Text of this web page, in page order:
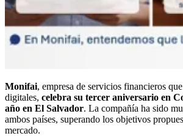
Monifai, empresa de servicios financieros
digitales, celebra su tercer aniversario en
año en El Salvador. La compañía ha sido
ambos países, superando los objetivos
mercado.